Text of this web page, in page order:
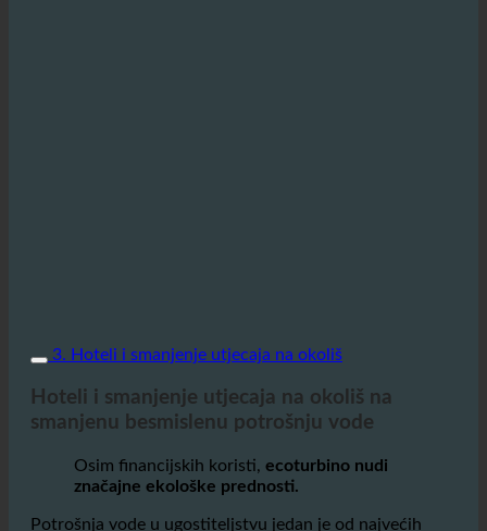
3. Hoteli i smanjenje utjecaja na okoliš
smanjenu besmislenu potrošnju vode
Osim financijskih koristi,ecoturbino nudi